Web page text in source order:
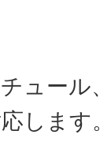
ュール
します